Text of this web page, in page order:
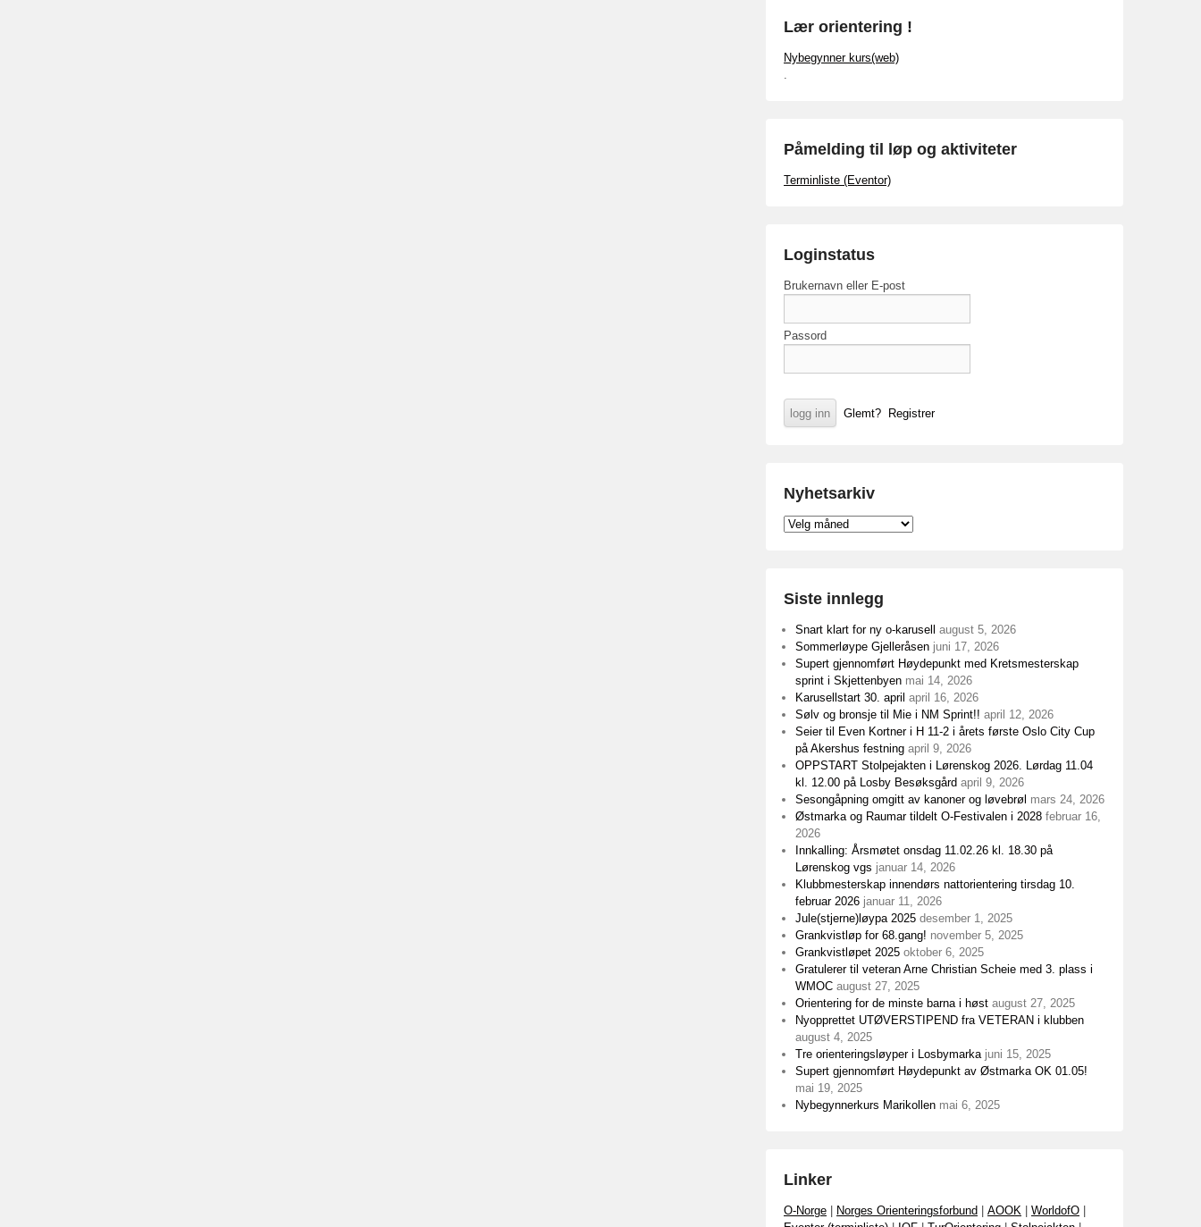
Lær orientering !
Nybegynner kurs(web)
.
Påmelding til løp og aktiviteter
Terminliste (Eventor)
Loginstatus
Brukernavn eller E-post
Passord
Glemt? Registrer
Nyhetsarkiv
Nyhetsarkiv
Siste innlegg
Snart klart for ny o-karusell
august 5, 2026
Sommerløype Gjelleråsen juni 17, 2026
Supert gjennomført Høydepunkt med Kretsmesterskap
sprint i Skjettenbyen mai 14, 2026
Karusellstart 30. april april 16, 2026
Sølv og bronsje til Mie i NM Sprint!! april 12, 2026
Seier til Even Kortner i H 11-2 i årets første Oslo City Cup
på Akershus festning april 9, 2026
OPPSTART Stolpejakten i Lørenskog 2026. Lørdag 11.04
kl. 12.00 på Losby Besøksgård april 9, 2026
Sesongåpning omgitt av kanoner og løvebrøl mars 24, 2026
Østmarka og Raumar tildelt O-Festivalen i 2028 februar 16,
2026
Innkalling: Årsmøtet onsdag 11.02.26 kl. 18.30 på
Lørenskog vgs januar 14, 2026
Klubbmesterskap innendørs nattorientering tirsdag 10.
februar 2026 januar 11, 2026
Jule(stjerne)løypa 2025 desember 1, 2025
Grankvistløp for 68.gang! november 5, 2025
Grankvistløpet 2025 oktober 6, 2025
Gratulerer til veteran Arne Christian Scheie med 3. plass i
WMOC august 27, 2025
Orientering for de minste barna i høst august 27, 2025
Nyopprettet UTØVERSTIPEND fra VETERAN i klubben
august 4, 2025
Tre orienteringsløyper i Losbymarka juni 15, 2025
Supert gjennomført Høydepunkt av Østmarka OK 01.05!
mai 19, 2025
Nybegynnerkurs Marikollen mai 6, 2025
Linker
O-Norge Norges Orienteringsforbund AOOK WorldofO